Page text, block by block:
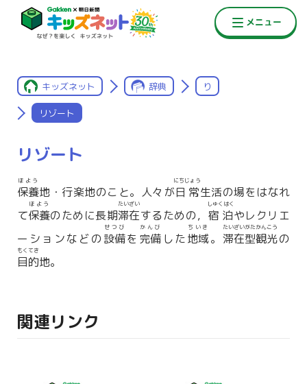
キッズネット 辞典 り
リゾート
リゾート
保養
ほよう
地・行楽地のこと。人々が日常
にちじょう
生活の場をはなれ
て保養
ほよう
のために長期滞在
たいざい
するための， 宿泊
しゅくはく
やレクリエ
ーションなどの設備
せつび
を 完備
かんび
した地域
ちいき
。 滞在型観光
たいざいがたかんこう
の
目的
もくてき
地。
関連リンク